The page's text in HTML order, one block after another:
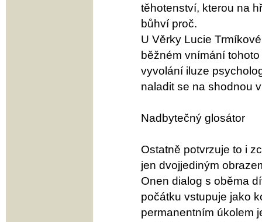
těhotenství, kterou na
bůhví proč.
U Věrky Lucie
běžném vnímání
vyvolání iluze
naladit se na shodnou
Nadbytečný glosátor
Ostatně potvrzuje to i
jen dvojjediným
Onen dialog s oběma
počátku vstupuje jako
permanentním úkolem